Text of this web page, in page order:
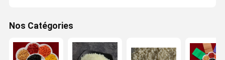
Partie principale UV
Nos Catégories